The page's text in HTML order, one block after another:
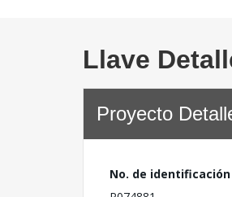
Llave
Proyecto
No. de